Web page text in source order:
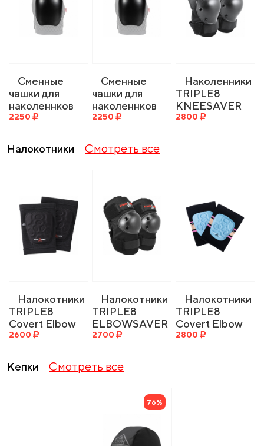
Сменные
чашки для
наколеннков
TRIPLE8 KP44
KNEE CAP A
XS/S BLACK
2250
Сменные
чашки для
наколеннков
TRIPLE8 KP44
KNEE CAP B
M/L/XL
2250
Наколенники
TRIPLE8
KNEESAVER
black
2800
Налокотники Смотреть все
Налокотники
TRIPLE8
Covert Elbow
2600
Налокотники
TRIPLE8
ELBOWSAVER
Black
2700
Налокотники
TRIPLE8
Covert Elbow
Pad Sunset
2800
Кепки Смотреть все
76%